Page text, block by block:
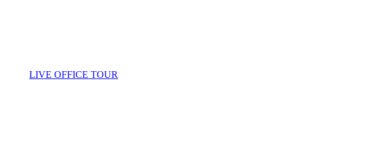
LIVE OFFICE TOUR